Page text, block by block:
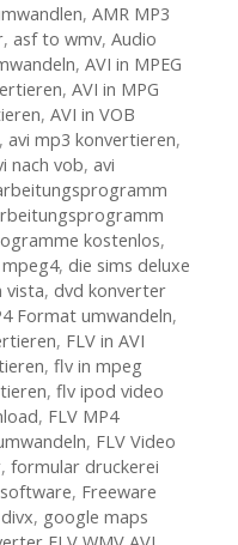
, AMR MP3
, asf to wmv, Audio
, AVI in MPEG
, AVI in MPG
, AVI in VOB
, avi mp3 konvertieren,
nach vob, avi
kostenlos,
, die sims deluxe
vista, dvd konverter
Format umwandeln,
, FLV in AVI
, flv in mpeg
, flv ipod video
, FLV MP4
, FLV Video
, formular druckerei
, Freeware
, google maps